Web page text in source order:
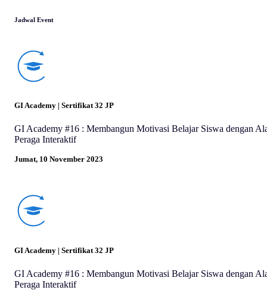
Jadwal Event
GI Academy | Sertifikat 32 JP
GI Academy #16 : Membangun Motivasi Belajar Siswa dengan
Peraga Interaktif
Jumat, 10 November 2023
GI Academy | Sertifikat 32 JP
GI Academy #16 : Membangun Motivasi Belajar Siswa dengan
Peraga Interaktif